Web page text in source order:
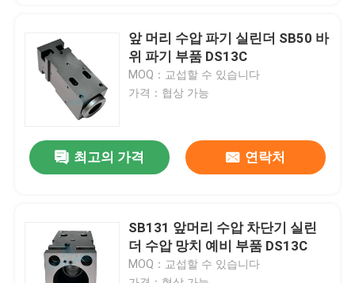
품질 관리
연락주세요
인용문을 요구하세요
굴삭기 유압 브레이커
앞 머리 수압 파기 실린더 SB50 바
위 파기 부품 DS13C
MOQ：교섭할 수 있습니다
가격：협상 가능
최고의 가격 연락처
SB131 앞머리 수압 차단기 실린
더 수압 망치 예비 부품 DS13C
MOQ：교섭할 수 있습니다